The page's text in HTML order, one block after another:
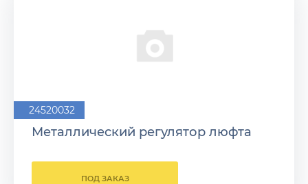
24520032
Металлический регулятор люфта
ПОД ЗАКАЗ